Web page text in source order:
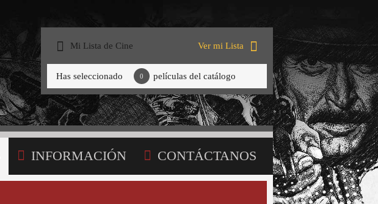
Mi Lista de Cine Ver mi Lista
Has seleccionado 0 películas del catálogo
INFORMACIÓN CONTÁCTANOS